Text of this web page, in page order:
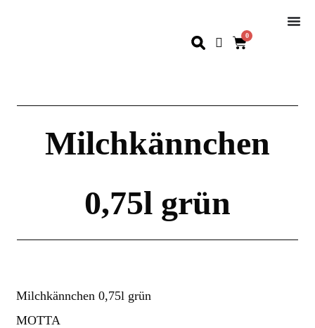
0
Milchkännchen
0,75l grün
Milchkännchen 0,75l grün
MOTTA